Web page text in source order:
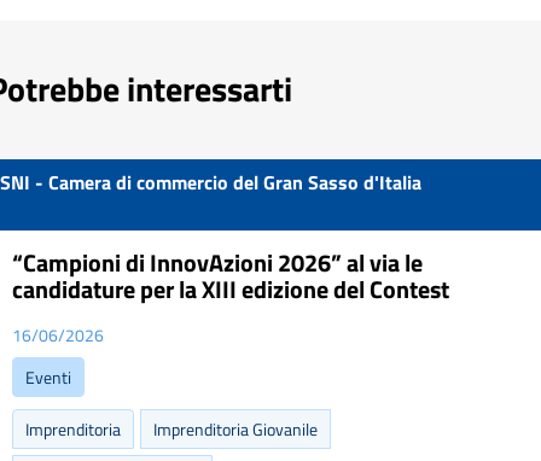
interessarti
SNI - Camera di commercio del Gran Sasso d'Italia
“Campioni di InnovAzioni 2026” al via le
candidature per la XIII edizione del Contest
16/06/2026
Eventi
Imprenditoria
Imprenditoria Giovanile